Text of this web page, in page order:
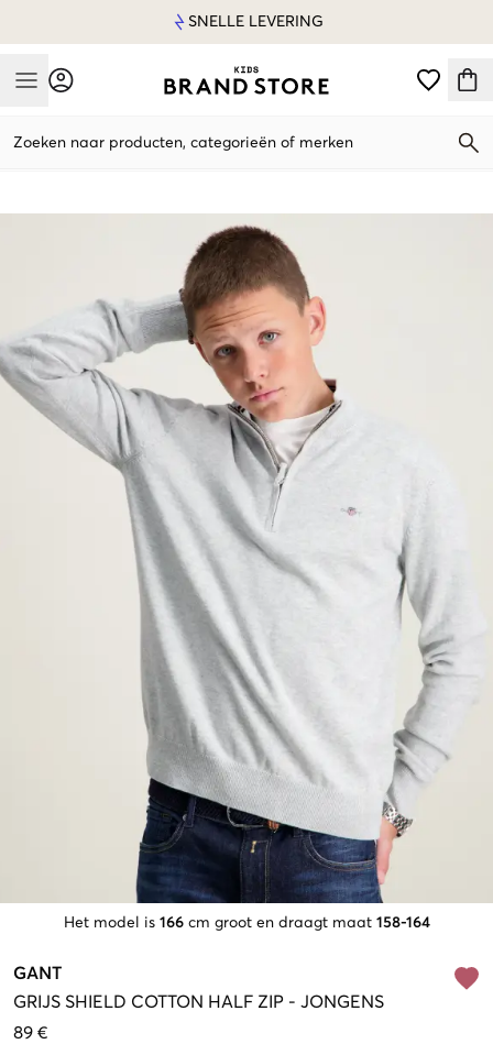
SNELLE LEVERING
Mobile Menu
Zoeken naar producten, categorieën of merken
Het model is 166 cm groot en draagt maat 158-164
GANT
GRIJS SHIELD COTTON HALF ZIP - JONGENS
89 €